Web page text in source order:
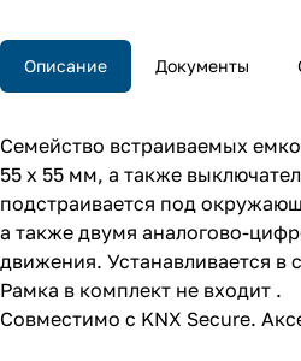
Описание Документы
Семейство встраиваемых
55 x 55 мм, а также
подстраивается под
а также двумя аналогово-
движения. Устанавливается в
Рамка в комплект не входит .
Совместимо с KNX Secure.